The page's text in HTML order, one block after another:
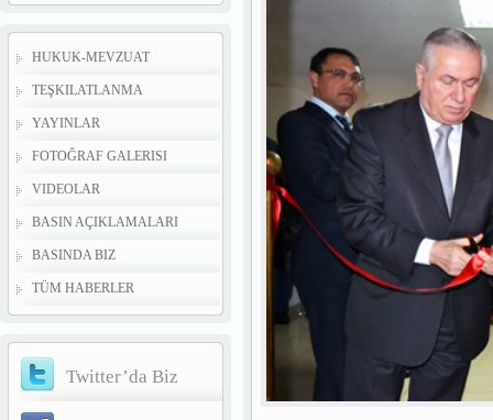
HUKUK-MEVZUAT
TEŞKILATLANMA
YAYINLAR
FOTOĞRAF GALERISI
VIDEOLAR
BASIN AÇIKLAMALARI
BASINDA BIZ
TÜM HABERLER
Twitter’da Biz